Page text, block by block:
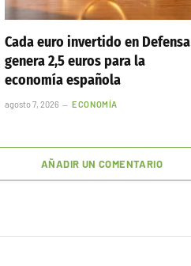
Cada euro invertido en Defensa
genera 2,5 euros para la
economía española
agosto 7, 2026 ECONOMÍA
AÑADIR UN COMENTARIO